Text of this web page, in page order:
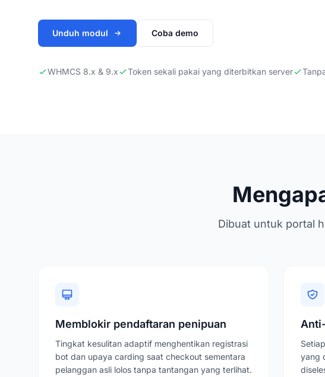
Unduh modul Coba demo
WHMCS 8.x & 9.x Token sekali pakai yang diterbitkan server
Dibuat untuk portal
Memblokir pendaftaran penipuan
Tingkat kesulitan adaptif menghentikan registrasi
bot dan upaya carding saat checkout sementara
pelanggan asli lolos tanpa tantangan yang terlihat.
yang